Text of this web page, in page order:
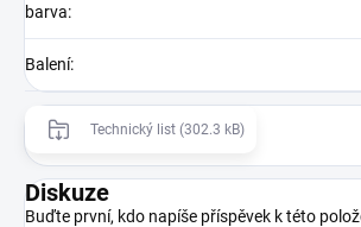
barva:
Balení:
Technický list (302.3 kB)
Diskuze
Buďte první, kdo napíše příspěvek k této